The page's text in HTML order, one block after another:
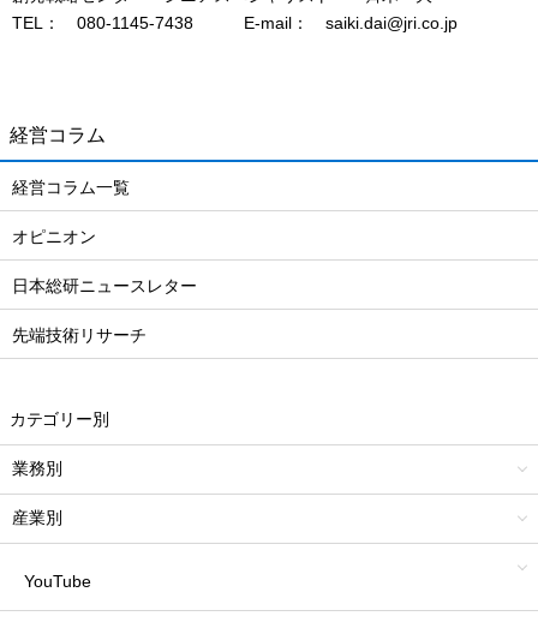
TEL： 080-1145-7438 E-mail： saiki.dai@jri.co.jp
経営コラム
経営コラム一覧
オピニオン
日本総研ニュースレター
先端技術リサーチ
カテゴリー別
業務別
産業別
YouTube